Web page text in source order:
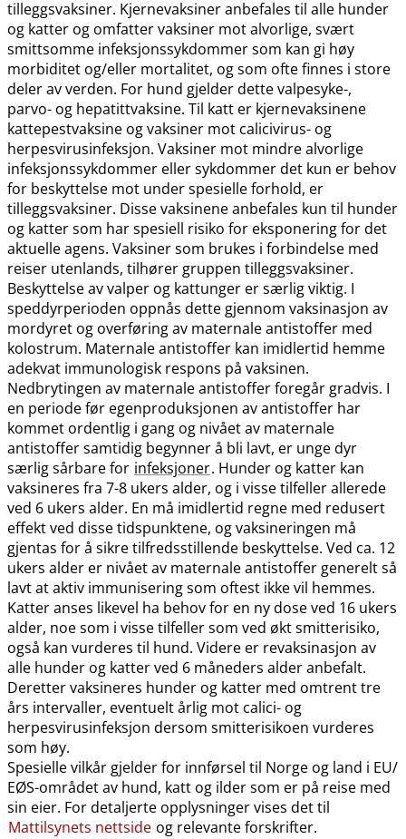
tilleggsvaksiner. Kjernevaksiner anbefales til alle hunder
og katter og omfatter vaksiner mot alvorlige, svært
smittsomme infeksjonssykdommer som kan gi høy
morbiditet og​/​eller mortalitet, og som ofte finnes i store
deler av verden. For hund gjelder dette valpesyke-,
parvo- og hepatittvaksine. Til katt er kjernevaksinene
kattepestvaksine og vaksiner mot calicivirus- og
herpesvirusinfeksjon. Vaksiner mot mindre alvorlige
infeksjonssykdommer eller sykdommer det kun er behov
for beskyttelse mot under spesielle forhold, er
tilleggsvaksiner. Disse vaksinene anbefales kun til hunder
og katter som har spesiell risiko for eksponering for det
aktuelle agens. Vaksiner som brukes i forbindelse med
reiser utenlands, tilhører gruppen tilleggsvaksiner.
Beskyttelse av valper og kattunger er særlig viktig. I
speddyrperioden oppnås dette gjennom vaksinasjon av
mordyret og overføring av maternale antistoffer med
kolostrum. Maternale antistoffer kan imidlertid hemme
adekvat immunologisk respons på vaksinen.
Nedbrytingen av maternale antistoffer foregår gradvis. I
en periode før egenproduksjonen av antistoffer har
kommet ordentlig i gang og nivået av maternale
antistoffer samtidig begynner å bli lavt, er unge dyr
særlig sårbare for infeksjoner. Hunder og katter kan
vaksineres fra 7-8 ukers alder, og i visse tilfeller allerede
ved 6 ukers alder. En må imidlertid regne med redusert
effekt ved disse tidspunktene, og vaksineringen må
gjentas for å sikre tilfredsstillende beskyttelse. Ved ca. 12
ukers alder er nivået av maternale antistoffer generelt så
lavt at aktiv immunisering som oftest ikke vil hemmes.
Katter anses likevel ha behov for en ny dose ved 16 ukers
alder, noe som i visse tilfeller som ved økt smitterisiko,
også kan vurderes til hund. Videre er revaksinasjon av
alle hunder og katter ved 6 måneders alder anbefalt.
Deretter vaksineres hunder og katter med omtrent tre
års intervaller, eventuelt årlig mot calici- og
herpesvirusinfeksjon dersom smitterisikoen vurderes
som høy.
Spesielle vilkår gjelder for innførsel til Norge og land i EU​/​
EØS-området av hund, katt og ilder som er på reise med
sin eier. For detaljerte opplysninger vises det til
Mattilsynets nettside og relevante forskrifter.